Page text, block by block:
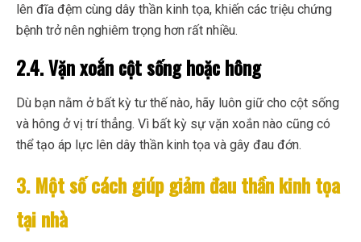
lên đĩa đệm cùng dây thần kinh tọa, khiến các triệu chứng
bệnh trở nên nghiêm trọng hơn rất nhiều.
2.4. Vặn xoắn cột sống hoặc hông
Dù bạn nằm ở bất kỳ tư thế nào, hãy luôn giữ cho cột sống
và hông ở vị trí thẳng. Vì bất kỳ sự vặn xoắn nào cũng có
thể tạo áp lực lên dây thần kinh tọa và gây đau đớn.
3. Một số cách giúp giảm đau thần kinh tọa
tại nhà